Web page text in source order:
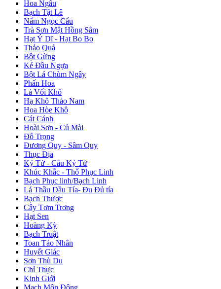
Hoa Ngâu
Bạch Tật Lê
Nấm Ngọc Cẩu
Trà Sơn Mật Hồng Sâm
Hạt Ý Dĩ - Hạt Bo Bo
Thảo Quả
Bột Gừng
Ké Đầu Ngựa
Bột Lá Chùm Ngây
Phấn Hoa
Lá Vối Khô
Hạ Khô Thảo Nam
Hoa Hòe Khô
Cát Cánh
Hoài Sơn - Củ Mài
Đỗ Trọng
Đương Quy - Sâm Quy
Thục Địa
Kỷ Tử - Câu Kỷ Tử
Khúc Khắc - Thổ Phục Linh
Bạch Phục linh/Bạch Linh
Lá Thầu Dầu Tía- Đu Đủ tía
Bạch Thược
Cây Tơm Trơng
Hạt Sen
Hoàng Kỳ
Bạch Truật
Toan Táo Nhân
Huyết Giác
Sơn Thù Du
Chỉ Thực
Kinh Giới
Mạch Môn Đông